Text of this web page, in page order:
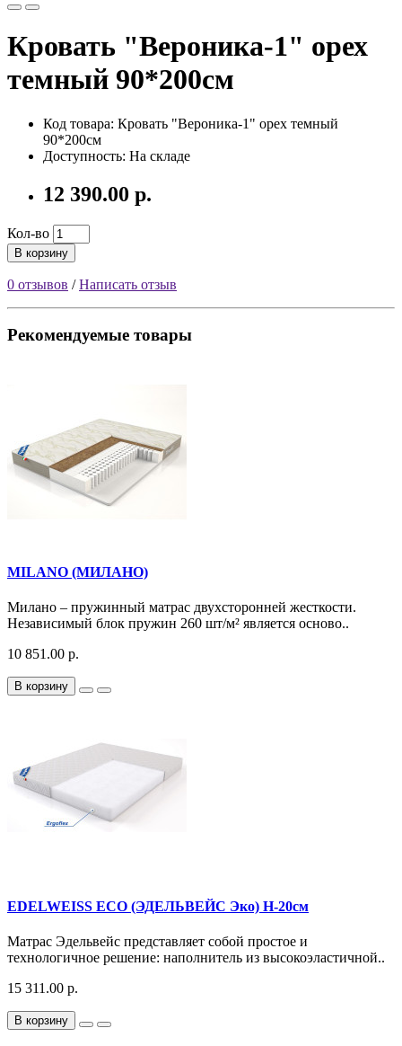
Кровать "Вероника-1" орех
темный 90*200см
Код товара: Кровать "Вероника-1" орех темный
90*200см
Доступность: На складе
12 390.00 р.
Кол-во
В корзину
0 отзывов /Написать отзыв
Рекомендуемые товары
MILANO (МИЛАНО)
Милано – пружинный матрас двухсторонней жесткости.
Независимый блок пружин 260 шт/м² является осново..
10 851.00 р.
В корзину
EDELWEISS ECO (ЭДЕЛЬВЕЙС Эко) H-20см
Матрас Эдельвейс представляет собой простое и
технологичное решение: наполнитель из высокоэластичной..
15 311.00 р.
В корзину